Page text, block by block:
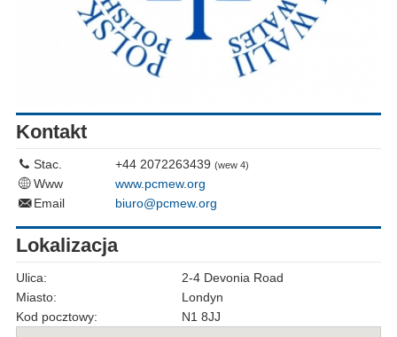
Kontakt
Stac. +44 2072263439 (wew 4)
Www
www.pcmew.org
Email
biuro@pcmew.org
Lokalizacja
Ulica:
2-4 Devonia Road
Miasto:
Londyn
Kod pocztowy:
N1 8JJ